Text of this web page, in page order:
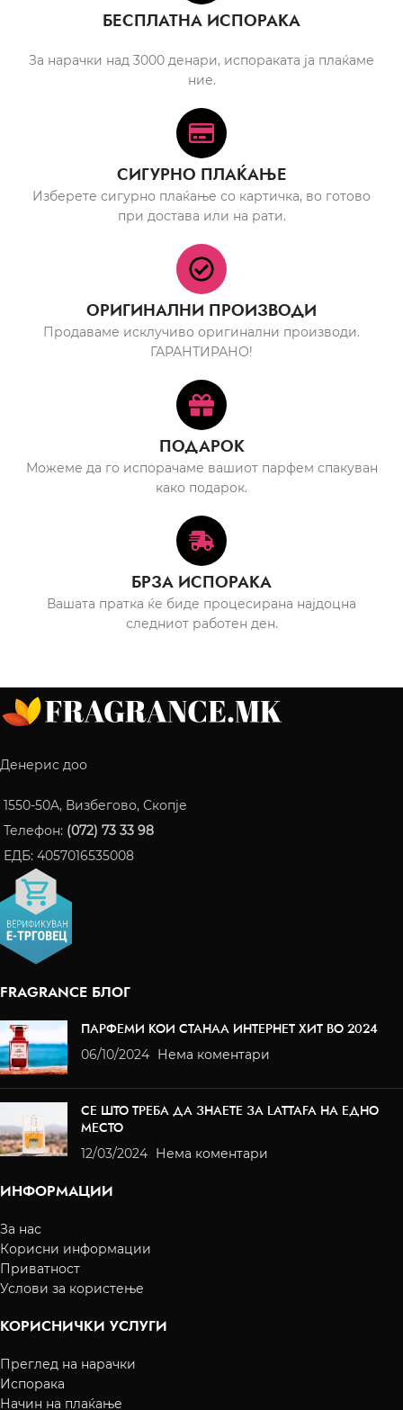
БЕСПЛАТНА ИСПОРАКА
За нарачки над 3000 денари, испораката ја плаќаме
ние.
СИГУРНО ПЛАЌАЊЕ
Изберете сигурно плаќање со картичка, во готово
при достава или на рати.
ОРИГИНАЛНИ ПРОИЗВОДИ
Продаваме исклучиво оригинални производи.
ГАРАНТИРАНО!
ПОДАРОК
Можеме да го испорачаме вашиот парфем спакуван
како подарок.
БРЗА ИСПОРАКА
Вашата пратка ќе биде процесирана најдоцна
следниот работен ден.
Денерис доо
1550-50A, Визбегово, Скопје
Телефон: (072) 73 33 98
ЕДБ: 4057016535008
FRAGRANCE БЛОГ
ПАРФЕМИ КОИ СТАНАА ИНТЕРНЕТ ХИТ ВО 2024
06/10/2024 Нема коментари
СЕ ШТО ТРЕБА ДА ЗНАЕТЕ ЗА LATTAFA НА ЕДНО
МЕСТО
12/03/2024 Нема коментари
ИНФОРМАЦИИ
За нас
Корисни информации
Приватност
Услови за користење
КОРИСНИЧКИ УСЛУГИ
Преглед на нарачки
Испорака
Начин на плаќање